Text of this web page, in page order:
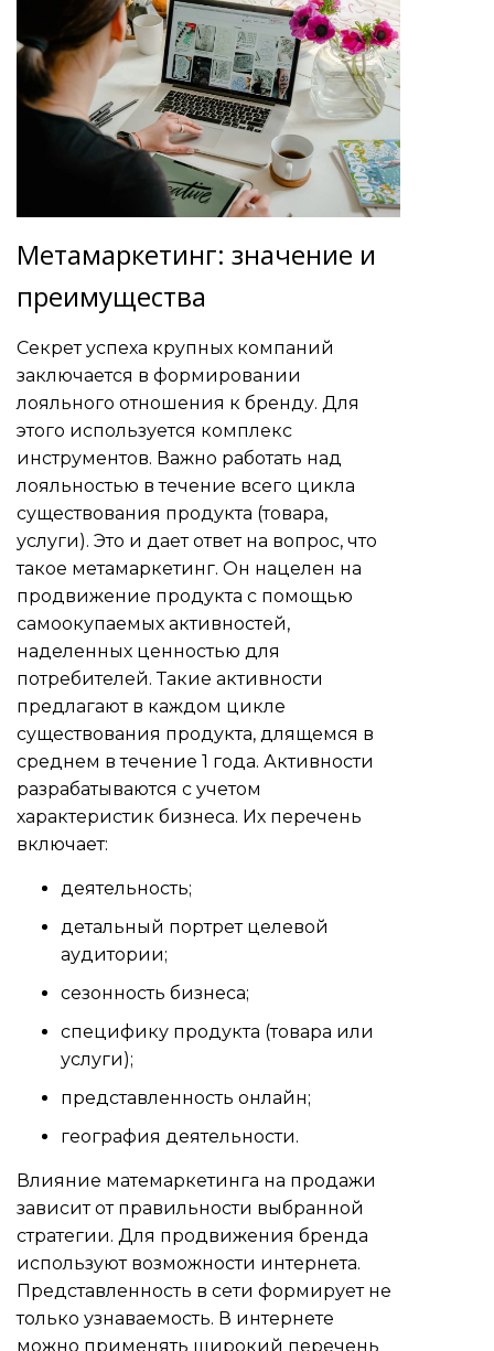
Метамаркетинг: значение и
преимущества
Секрет успеха крупных компаний
заключается в формировании
лояльного отношения к бренду. Для
этого используется комплекс
инструментов. Важно работать над
лояльностью в течение всего цикла
существования продукта (товара,
услуги). Это и дает ответ на вопрос, что
такое метамаркетинг. Он нацелен на
продвижение продукта с помощью
самоокупаемых активностей,
наделенных ценностью для
потребителей. Такие активности
предлагают в каждом цикле
существования продукта, длящемся в
среднем в течение 1 года. Активности
разрабатываются с учетом
характеристик бизнеса. Их перечень
включает:
деятельность;
детальный портрет целевой
аудитории;
сезонность бизнеса;
специфику продукта (товара или
услуги);
представленность онлайн;
география деятельности.
Влияние матемаркетинга на продажи
зависит от правильности выбранной
стратегии. Для продвижения бренда
используют возможности интернета.
Представленность в сети формирует не
только узнаваемость. В интернете
можно применять широкий перечень